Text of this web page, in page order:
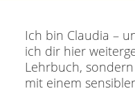
Ich bin Claudia –
ich dir hier
Lehrbuch,
mit einem